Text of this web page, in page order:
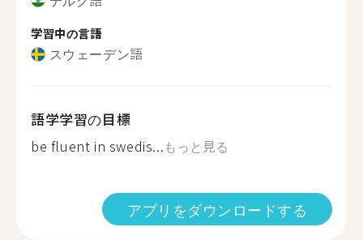
学習中の言語
スウェーデン語
語学学習の目標
be fluent in swedis...もっと見る
アプリをダウンロードする